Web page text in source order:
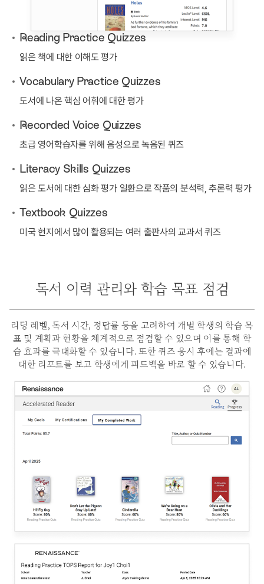
Reading Practice Quizzes
읽은 책에 대한 이해도 평가
Vocabulary Practice Quizzes
도서에 나온 핵심 어휘에 대한 평가
Recorded Voice Quizzes
초급 영어학습자를 위해 음성으로 녹음된 퀴즈
Literacy Skills Quizzes
읽은 도서에 대한 심화 평가 일환으로 작품의 분석력, 추론력 평가
Textbook Quizzes
미국 현지에서 많이 활용되는 여러 출판사의 교과서 퀴즈
독서 이력 관리와 학습 목표 점검
리딩 레벨, 독서 시간, 정답률 등을 고려하여 개별 학생의 학습 목
표 및 계획과 현황을 체계적으로 점검할 수 있으며 이를 통해 학
습 효과를 극대화할 수 있습니다. 또한 퀴즈 응시 후에는 결과에
대한 리포트를 보고 학생에게 피드백을 바로 할 수 있습니다.